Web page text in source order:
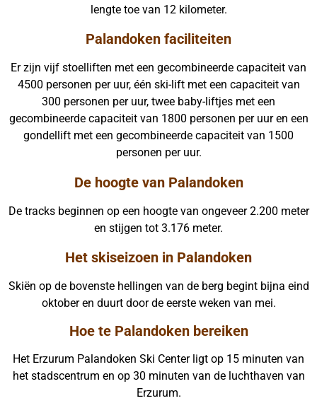
lengte toe van 12 kilometer.
Palandoken faciliteiten
Er zijn vijf stoelliften met een gecombineerde capaciteit van
4500 personen per uur, één ski-lift met een capaciteit van
300 personen per uur, twee baby-liftjes met een
gecombineerde capaciteit van 1800 personen per uur en een
gondellift met een gecombineerde capaciteit van 1500
personen per uur.
De hoogte van Palandoken
De tracks beginnen op een hoogte van ongeveer 2.200 meter
en stijgen tot 3.176 meter.
Het skiseizoen in Palandoken
Skiën op de bovenste hellingen van de berg begint bijna eind
oktober en duurt door de eerste weken van mei.
Hoe te Palandoken bereiken
Het Erzurum Palandoken Ski Center ligt op 15 minuten van
het stadscentrum en op 30 minuten van de luchthaven van
Erzurum.